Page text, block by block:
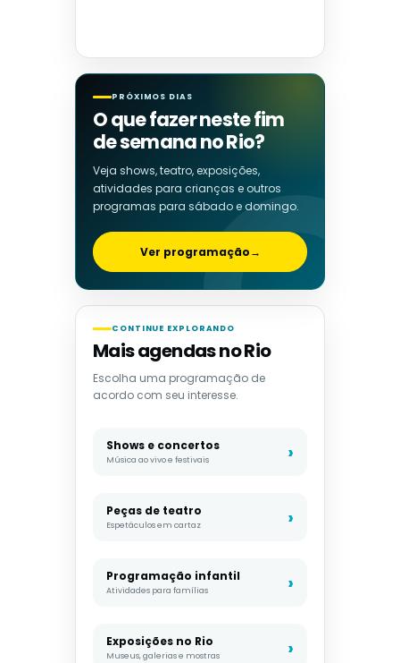
PRÓXIMOS DIAS
O que fazer neste fim
de semana no Rio?
Veja shows, teatro, exposições,
atividades para crianças e outros
programas para sábado e domingo.
Ver programação→
CONTINUE EXPLORANDO
Mais agendas no Rio
Escolha uma programação de
acordo com seu interesse.
Shows e concertos
Música ao vivo e festivais
Peças de teatro
Espetáculos em cartaz
Programação infantil
Atividades para famílias
Exposições no Rio
Museus, galerias e mostras